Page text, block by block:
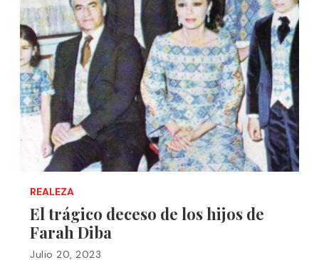
REALEZA
El trágico deceso de los hijos de
Farah Diba
Julio 20, 2023